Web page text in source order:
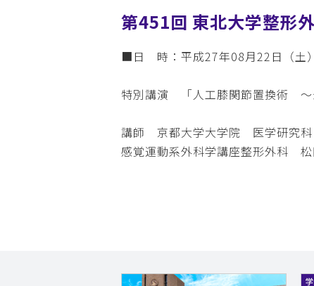
第451回 東北大学整形
■日 時：平成27年08月22日（土）
特別講演 「人工膝関節置換術 ～
講師 京都大学大学院 医学研究科
感覚運動系外科学講座整形外科